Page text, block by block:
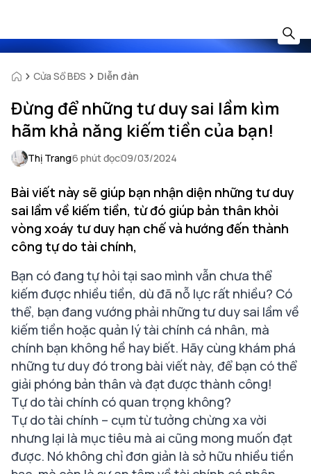
Cửa Sổ BĐS Diễn đàn
Đừng để những tư duy sai lầm kìm
hãm khả năng kiếm tiền của bạn!
Thị Trang6 phút đọc09/03/2024
Bài viết này sẽ giúp bạn nhận diện những tư duy
sai lầm về kiếm tiền, từ đó giúp bản thân khỏi
vòng xoáy tư duy hạn chế và hướng đến thành
công tự do tài chính,
Bạn có đang tự hỏi tại sao mình vẫn chưa thể
kiếm được nhiều tiền, dù đã nỗ lực rất nhiều? Có
thể, bạn đang vướng phải những tư duy sai lầm về
kiếm tiền hoặc quản lý tài chính cá nhân, mà
chính bạn không hề hay biết. Hãy cùng khám phá
những tư duy đó trong bài viết này, để bạn có thể
giải phóng bản thân và đạt được thành công!
Tự do tài chính có quan trọng không?
Tự do tài chính – cụm từ tưởng chừng xa vời
nhưng lại là mục tiêu mà ai cũng mong muốn đạt
được. Nó không chỉ đơn giản là sở hữu nhiều tiền